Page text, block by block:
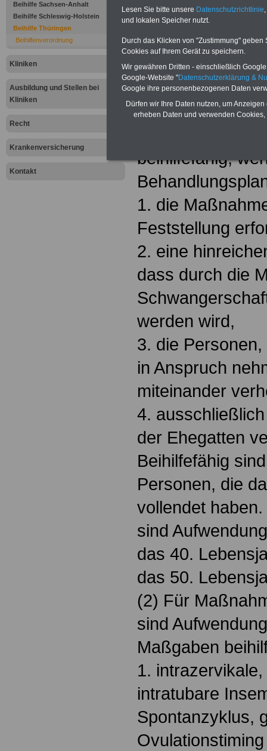
Beihilfe Sachsen-Anhalt
Beihilfe Schleswig-Holstein
Beihilfe Thüringen
Beihilfenverordnung
Kliniken
Ausbildung und Stellen bei
Kliniken
Recht
Krankenversicherung
Kontakt
Thüringen:
§ 42
(1)
Befruchtung
beihilfefähig,
1. die
Feststellung
2. eine
dass durch die
werden wird,
3. die
in Anspruch
miteinander
4.
der Ehegatten
Beihilfefähig
Personen, die
vollendet
sind
das 40.
das 50.
(2) Für
sind
Maßgaben
1.
intratubare
Spontanzyklus,
Lesen Sie bitte unsere Datenschutzrichtlinie
und lokalen Speicher nutzt.
Durch das Klicken von "Zustimmung"
Cookies auf Ihrem Gerät zu speichern.
Wir gewähren Dritten - einschließlich
Google-Website "Datenschutzerklärung &
Google ihre personenbezogenen Daten
Dürfen wir Ihre Daten nutzen, um
erheben Daten und verwenden